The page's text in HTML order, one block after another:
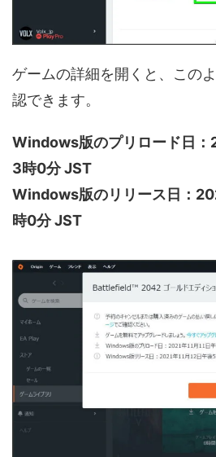
ゲームの詳細を開くと、この
認できます。
Windows版のプリロード日：
3時0分 JST
Windows版のリリース日：
時0分 JST